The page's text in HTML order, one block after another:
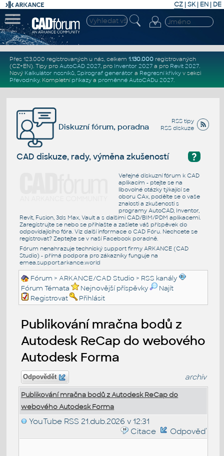
CZ | SK| EN | DE
Přes 123.000 registrovaných u nás, celkem 1.130.000registrovaných
(CZ+EN). Tipy pro AutoCAD 2027, pro Inventor 2027a pro Revit 2027.
Nový Kalkulátor nosníků, Spirograf generátor a Regresní křivkyv sekci
Převodníky. Kompletní příkazya proměnné AutoCADu 2027.
RSS tipy
RSS diskuze
Diskuzní fórum, poradna
?
CAD diskuze, rady, výměna zkušeností
Veřejné diskuzní fórum k CAD
aplikacím - ptejte se na
libovolné otázky týkající se
oboru CAx, podělte se o vaše
znalosti a zkušenosti s
programy AutoCAD, Inventor,
Revit, Fusion, 3ds Max, Vault a s dalšími CAD/BIM/PDM aplikacemi.
Zaregistrujte se nebo se přihlašte a zašlete váš příspěvek do
odpovídajícího fóra. Viz další informace o CAD Fóru. Nechcete se
registrovat? Zeptejte se v naší Facebook poradně.
Fórum nenahrazuje technický support firmy ARKANCE (CAD
Studio) - přímá podpora pro zákazníky funguje na
emea.support.arkance.world
Fórum >ARKANCE/CAD Studio > RSS kanály
Fórum Témata
Nejnovější příspěvky
Najít
Registrovat
Přihlásit
Publikování mračna bodů z
Autodesk ReCap do webového
Autodesk Forma
Odpovědět archiv
Publikování mračna bodů z Autodesk ReCap do
webového Autodesk Forma
YouTube RSS 21.dub.2026 v 12:31
Citace
Odpověď